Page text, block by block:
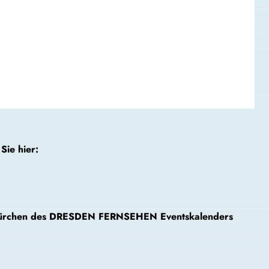
hier:
des DRESDEN FERNSEHEN Eventskalenders